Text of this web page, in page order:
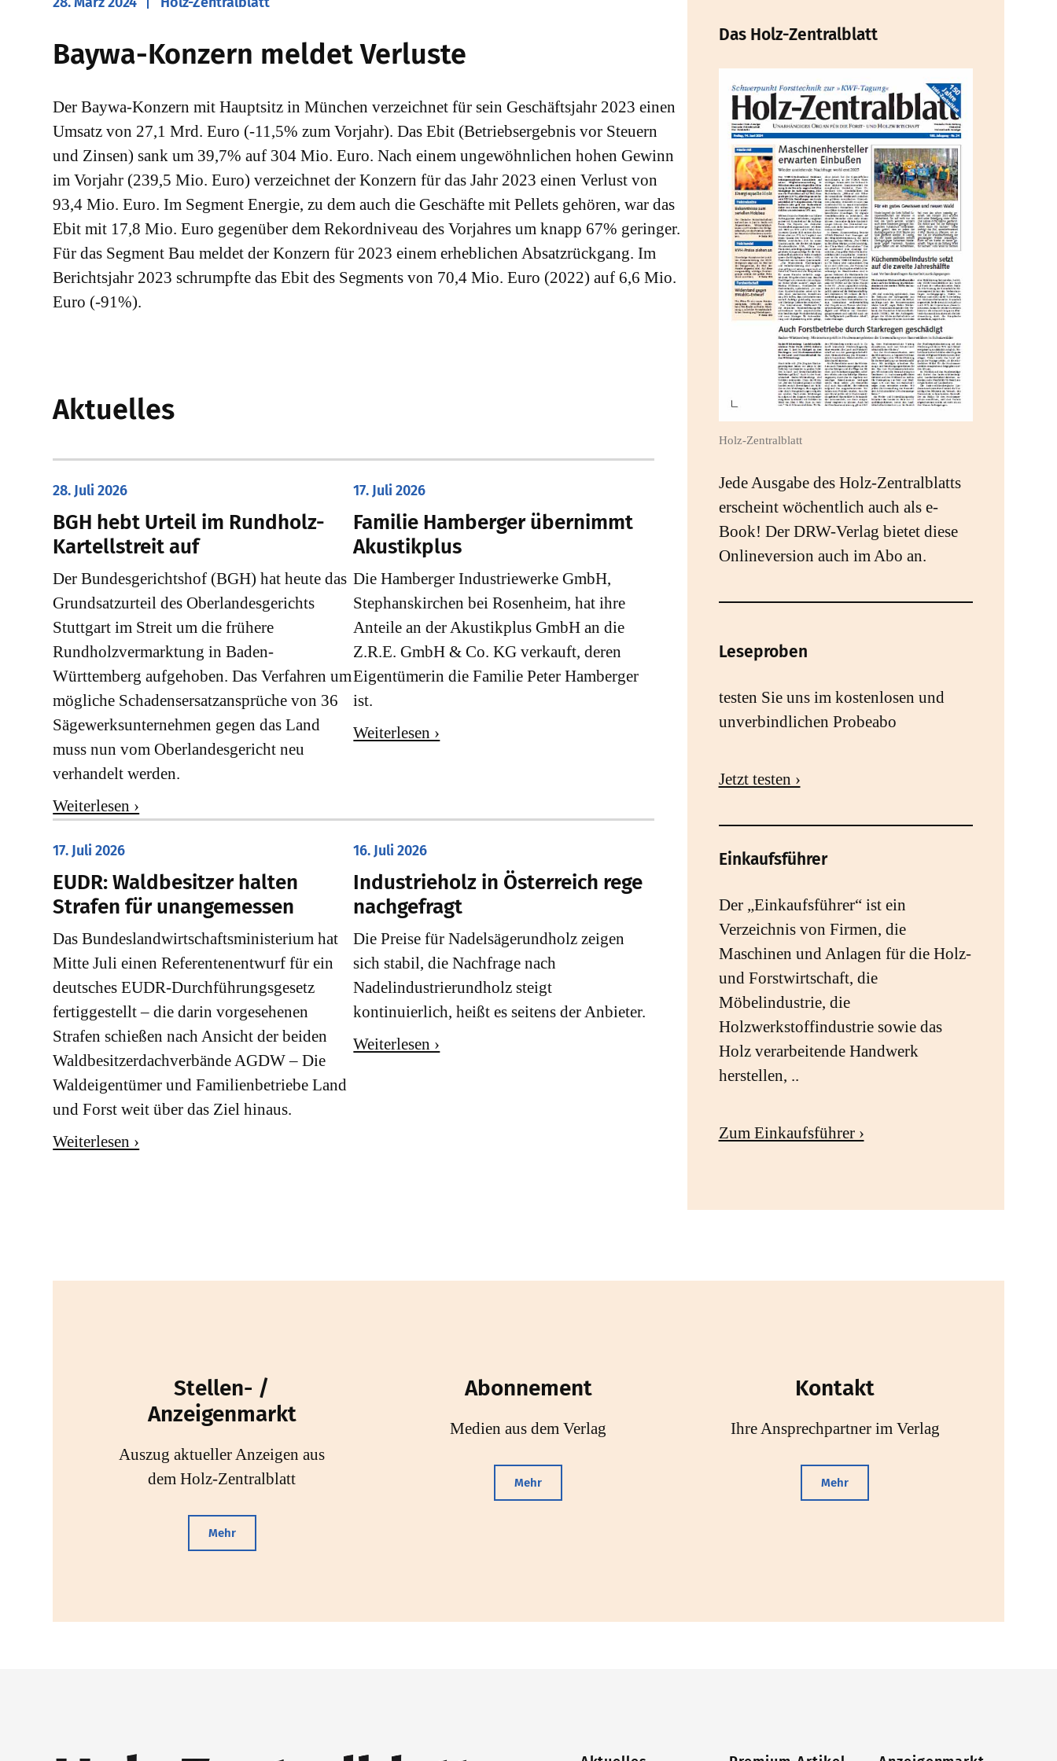
Baywa-Konzern meldet Verluste
Der Baywa-Konzern mit Hauptsitz in München verzeichnet für sein Geschäftsjahr 2023 einen
Umsatz von 27,1 Mrd. Euro (-11,5% zum Vorjahr). Das Ebit (Betriebsergebnis vor Steuern
und Zinsen) sank um 39,7% auf 304 Mio. Euro. Nach einem ungewöhnlichen hohen Gewinn
im Vorjahr (239,5 Mio. Euro) verzeichnet der Konzern für das Jahr 2023 einen Verlust von
93,4 Mio. Euro. Im Segment Energie, zu dem auch die Geschäfte mit Pellets gehören, war das
Ebit mit 17,8 Mio. Euro gegenüber dem Rekordniveau des Vorjahres um knapp 67% geringer.
Für das Segment Bau meldet der Konzern für 2023 einem erheblichen Absatzrückgang. Im
Berichtsjahr 2023 schrumpfte das Ebit des Segments von 70,4 Mio. Euro (2022) auf 6,6 Mio.
Euro (-91%).
Aktuelles
28. Juli 2026
​BGH hebt Urteil im Rundholz-
Kartellstreit auf
Der Bundesgerichtshof (BGH) hat heute das
Grundsatzurteil des Oberlandesgerichts
Stuttgart im Streit um die frühere
Rundholzvermarktung in Baden-
Württemberg aufgehoben. Das Verfahren um
mögliche Schadensersatzansprüche von 36
Sägewerksunternehmen gegen das Land
muss nun vom Oberlandesgericht neu
verhandelt werden.
Weiterlesen ›
17. Juli 2026
Familie Hamberger übernimmt
Akustikplus
Die Hamberger Industriewerke GmbH,
Stephanskirchen bei Rosenheim, hat ihre
Anteile an der Akustikplus GmbH an die
Z.R.E. GmbH & Co. KG verkauft, deren
Eigentümerin die Familie Peter Hamberger
ist.
Weiterlesen ›
17. Juli 2026
EUDR: Waldbesitzer halten
Strafen für unangemessen
Das Bundeslandwirtschaftsministerium hat
Mitte Juli einen Referentenentwurf für ein
deutsches EUDR-Durchführungsgesetz
fertiggestellt – die darin vorgesehenen
Strafen schießen nach Ansicht der beiden
Waldbesitzerdachverbände AGDW – Die
Waldeigentümer und Familienbetriebe Land
und Forst weit über das Ziel hinaus.
Weiterlesen ›
16. Juli 2026
Industrieholz in Österreich rege
nachgefragt
Die Preise für Nadelsägerundholz zeigen
sich stabil, die Nachfrage nach
Nadelindustrierundholz steigt
kontinuierlich, heißt es seitens der Anbieter.
Weiterlesen ›
Das Holz-Zentralblatt
Holz-Zentralblatt
Jede Ausgabe des Holz-Zentralblatts
erscheint wöchentlich auch als e-
Book! Der DRW-Verlag bietet diese
Onlineversion auch im Abo an.
Leseproben
testen Sie uns im kostenlosen und
unverbindlichen Probeabo
Jetzt testen ›
Einkaufsführer
Der „Einkaufsführer“ ist ein
Verzeichnis von Firmen, die
Maschinen und Anlagen für die Holz-
und Forstwirtschaft, die
Möbelindustrie, die
Holzwerkstoffindustrie sowie das
Holz verarbeitende Handwerk
herstellen, ..
Zum Einkaufsführer ›
Stellen- /
Anzeigenmarkt
Auszug aktueller Anzeigen aus
dem Holz-Zentralblatt
Mehr
Abonnement
Medien aus dem Verlag
Mehr
Kontakt
Ihre Ansprechpartner im Verlag
Mehr